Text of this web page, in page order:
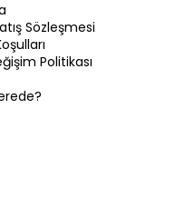
Sözleşmesi
Politikası